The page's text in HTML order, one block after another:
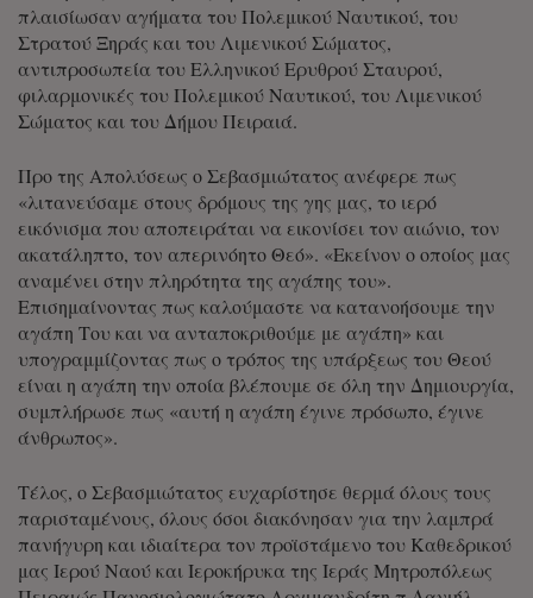
πλαισίωσαν αγήματα του Πολεμικού Ναυτικού, του
Στρατού Ξηράς και του Λιμενικού Σώματος,
αντιπροσωπεία του Ελληνικού Ερυθρού Σταυρού,
φιλαρμονικές του Πολεμικού Ναυτικού, του Λιμενικού
Σώματος και του Δήμου Πειραιά.
Προ της Απολύσεως ο Σεβασμιώτατος ανέφερε πως
«λιτανεύσαμε στους δρόμους της γης μας, το ιερό
εικόνισμα που αποπειράται να εικονίσει τον αιώνιο, τον
ακατάληπτο, τον απερινόητο Θεό». «Εκείνον ο οποίος μας
αναμένει στην πληρότητα της αγάπης του».
Επισημαίνοντας πως καλούμαστε να κατανοήσουμε την
αγάπη Του και να ανταποκριθούμε με αγάπη» και
υπογραμμίζοντας πως ο τρόπος της υπάρξεως του Θεού
είναι η αγάπη την οποία βλέπουμε σε όλη την Δημιουργία,
συμπλήρωσε πως «αυτή η αγάπη έγινε πρόσωπο, έγινε
άνθρωπος».
Τέλος, ο Σεβασμιώτατος ευχαρίστησε θερμά όλους τους
παρισταμένους, όλους όσοι διακόνησαν για την λαμπρά
πανήγυρη και ιδιαίτερα τον προϊστάμενο του Καθεδρικού
μας Ιερού Ναού και Ιεροκήρυκα της Ιεράς Μητροπόλεως